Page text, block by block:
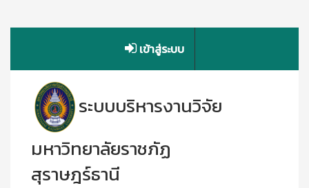
เข้าสู่ระบบ
ระบบบริหารงานวิจัย
มหาวิทยาลัยราชภัฏ
สุราษฎร์ธานี